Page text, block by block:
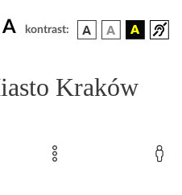
A kontrast:
Kraków